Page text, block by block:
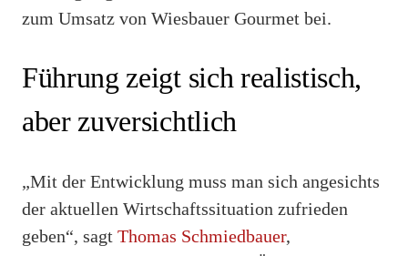
zum Umsatz von Wiesbauer Gourmet bei.
Führung zeigt sich realistisch,
aber zuversichtlich
„Mit der Entwicklung muss man sich angesichts
der aktuellen Wirtschaftssituation zufrieden
geben“, sagt Thomas Schmiedbauer,